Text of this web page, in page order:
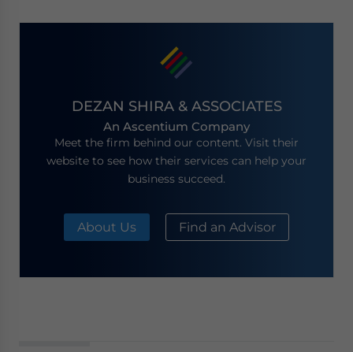
DEZAN SHIRA & ASSOCIATES
An Ascentium Company
Meet the firm behind our content. Visit their
website to see how their services can help your
business succeed.
About Us Find an Advisor